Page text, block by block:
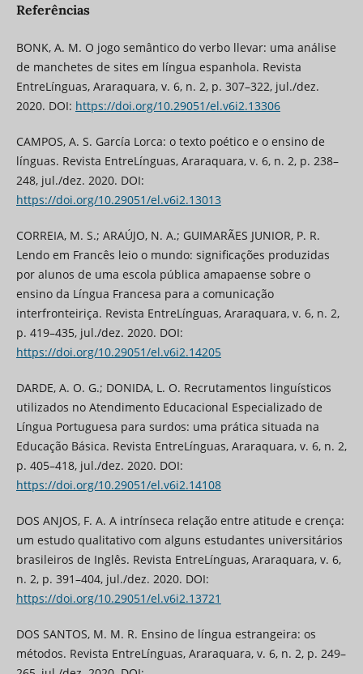
Referências
BONK, A. M. O jogo semântico do verbo llevar: uma análise
de manchetes de sites em língua espanhola. Revista
EntreLínguas, Araraquara, v. 6, n. 2, p. 307–322, jul./dez.
2020. DOI: https://doi.org/10.29051/el.v6i2.13306
CAMPOS, A. S. García Lorca: o texto poético e o ensino de
línguas. Revista EntreLínguas, Araraquara, v. 6, n. 2, p. 238–
248, jul./dez. 2020. DOI:
https://doi.org/10.29051/el.v6i2.13013
CORREIA, M. S.; ARAÚJO, N. A.; GUIMARÃES JUNIOR, P. R.
Lendo em Francês leio o mundo: significações produzidas
por alunos de uma escola pública amapaense sobre o
ensino da Língua Francesa para a comunicação
interfronteiriça. Revista EntreLínguas, Araraquara, v. 6, n. 2,
p. 419–435, jul./dez. 2020. DOI:
https://doi.org/10.29051/el.v6i2.14205
DARDE, A. O. G.; DONIDA, L. O. Recrutamentos linguísticos
utilizados no Atendimento Educacional Especializado de
Língua Portuguesa para surdos: uma prática situada na
Educação Básica. Revista EntreLínguas, Araraquara, v. 6, n. 2,
p. 405–418, jul./dez. 2020. DOI:
https://doi.org/10.29051/el.v6i2.14108
DOS ANJOS, F. A. A intrínseca relação entre atitude e crença:
um estudo qualitativo com alguns estudantes universitários
brasileiros de Inglês. Revista EntreLínguas, Araraquara, v. 6,
n. 2, p. 391–404, jul./dez. 2020. DOI:
https://doi.org/10.29051/el.v6i2.13721
DOS SANTOS, M. M. R. Ensino de língua estrangeira: os
métodos. Revista EntreLínguas, Araraquara, v. 6, n. 2, p. 249–